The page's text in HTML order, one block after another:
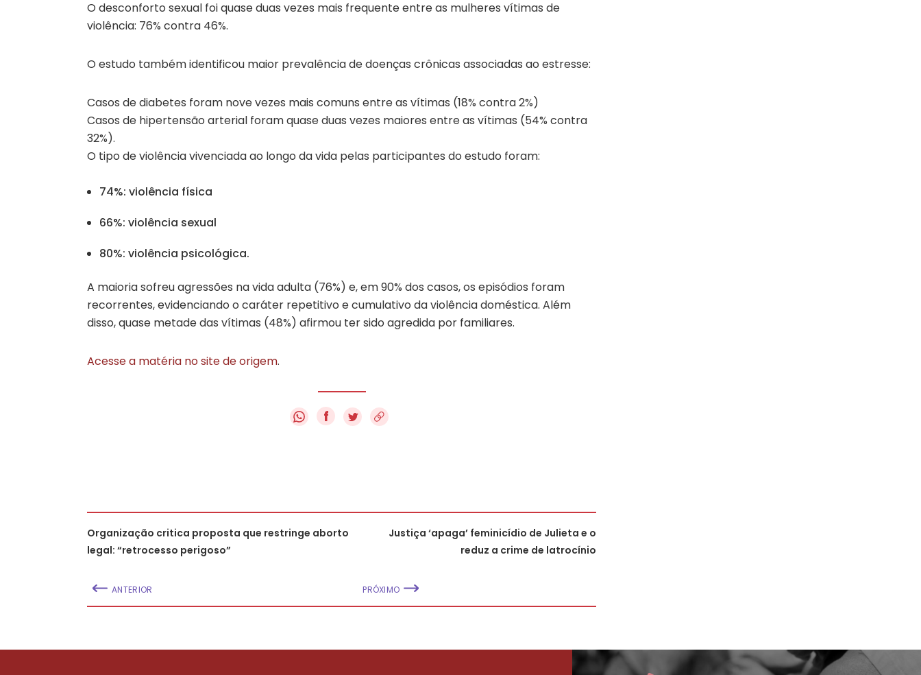
O desconforto sexual foi quase duas vezes mais frequente entre as mulheres vítimas de
violência: 76% contra 46%.
O estudo também identificou maior prevalência de doenças crônicas associadas ao estresse:
Casos de diabetes foram nove vezes mais comuns entre as vítimas (18% contra 2%)
Casos de hipertensão arterial foram quase duas vezes maiores entre as vítimas (54% contra
32%).
O tipo de violência vivenciada ao longo da vida pelas participantes do estudo foram:
74%: violência física
66%: violência sexual
80%: violência psicológica.
A maioria sofreu agressões na vida adulta (76%) e, em 90% dos casos, os episódios foram
recorrentes, evidenciando o caráter repetitivo e cumulativo da violência doméstica. Além
disso, quase metade das vítimas (48%) afirmou ter sido agredida por familiares.
Acesse a matéria no site de origem.
f
Organização critica proposta que restringe aborto
legal: “retrocesso perigoso”
ANTERIOR
Justiça ‘apaga’ feminicídio de Julieta e o
reduz a crime de latrocínio
PRÓXIMO